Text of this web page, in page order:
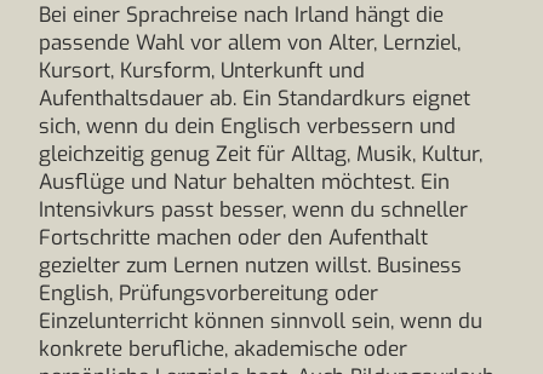
Bei einer Sprachreise nach Irland hängt die
passende Wahl vor allem von Alter, Lernziel,
Kursort, Kursform, Unterkunft und
Aufenthaltsdauer ab. Ein Standardkurs eignet
sich, wenn du dein Englisch verbessern und
gleichzeitig genug Zeit für Alltag, Musik, Kultur,
Ausflüge und Natur behalten möchtest. Ein
Intensivkurs passt besser, wenn du schneller
Fortschritte machen oder den Aufenthalt
gezielter zum Lernen nutzen willst. Business
English, Prüfungsvorbereitung oder
Einzelunterricht können sinnvoll sein, wenn du
konkrete berufliche, akademische oder